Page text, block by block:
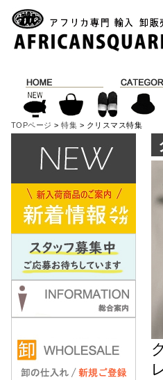
TOPページ >特集 > クリスマス特集